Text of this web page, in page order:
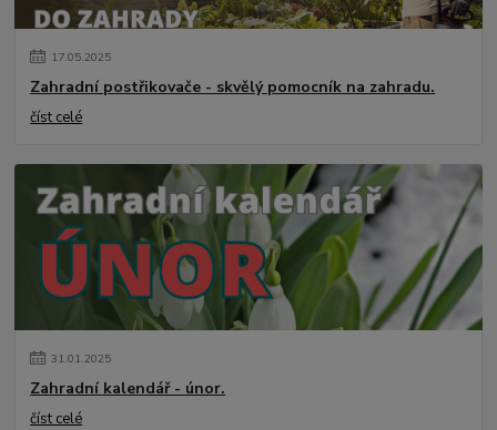
17.05.2025
Zahradní postřikovače - skvělý pomocník na zahradu.
číst celé
31.01.2025
Zahradní kalendář - únor.
číst celé